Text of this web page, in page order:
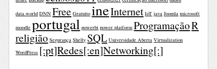
data.world DNN Free Gratuito ineInternet IoT java Joomla microsoft
moodle portugal powerbi power platform ProgramaçãoR
religião Segurança Shelly SQL Universidade Aberta Virtualization
WordPress [:pt]Redes[:en]Networking[:]